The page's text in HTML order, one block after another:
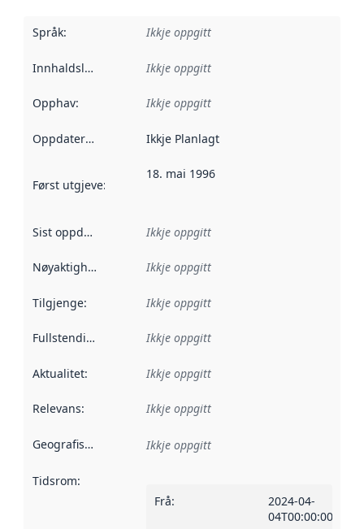
Språk: Ikkje oppgitt
Innhaldsleverandørar :
Ikkje oppgitt
Opphav: Ikkje oppgitt
Oppdateringsfrekvens :
Ikkje Planlagt
Først utgjeve:
18. mai 1996
Sist oppdatert Ikkje oppgitt
Nøyaktigheit Ikkje oppgitt
Tilgjenge: Ikkje oppgitt
Fullstendigheit Ikkje oppgitt
Aktualitet: Ikkje oppgitt
Relevans: Ikkje oppgitt
Geografisk område Ikkje oppgitt
Tidsrom:
Frå:
2024-04-
04T00:00:00Z